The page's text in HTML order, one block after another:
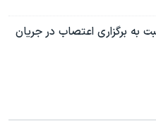
به برگزاری اعتصاب در جریان